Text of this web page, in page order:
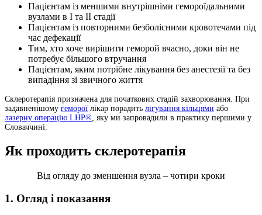
Пацієнтам із меншими внутрішніми гемороїдальними
вузлами в I та II стадії
Пацієнтам із повторними безболісними кровотечами під
час дефекації
Тим, хто хоче вирішити геморой вчасно, доки він не
потребує більшого втручання
Пацієнтам, яким потрібне лікування без анестезії та без
випадіння зі звичного життя
Склеротерапія призначена для початкових стадій захворювання. При
задавненішому геморої лікар порадить лігування кільцями або
лазерну операцію LHP® , яку ми запровадили в практику першими у
Словаччині.
Як проходить склеротерапія
Від огляду до зменшення вузла – чотири кроки
1. Огляд і показання